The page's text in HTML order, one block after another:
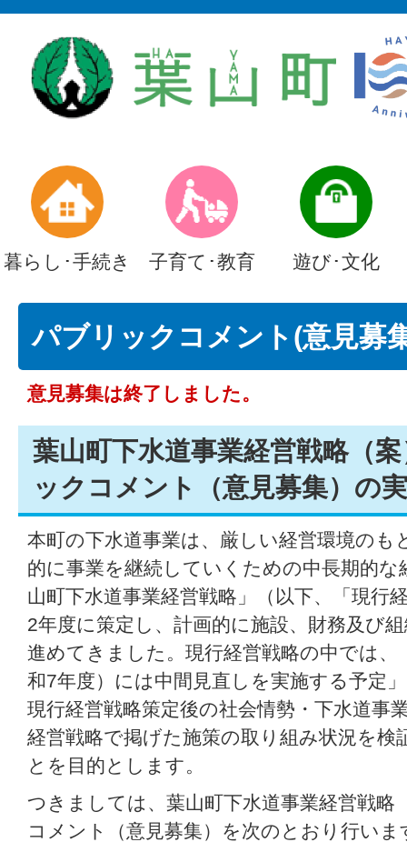
暮らし･手続き 子育て･教育 遊び･文化
パブリックコメント(意見募
意見募集は終了しました。
葉山町下水道事業経営戦略（
ックコメント（意見募集）の
本町の下水道事業は、厳しい経営環境のも
的に事業を継続していくための中長期的な
山町下水道事業経営戦略」（以下、「現行
2年度に策定し、計画的に施設、財務及び
進めてきました。現行経営戦略の中では、
和7年度）には中間見直しを実施する予定
現行経営戦略策定後の社会情勢・下水道事
経営戦略で掲げた施策の取り組み状況を検
とを目的とします。
つきましては、葉山町下水道事業経営戦略
コメント（意見募集）を次のとおり行いま